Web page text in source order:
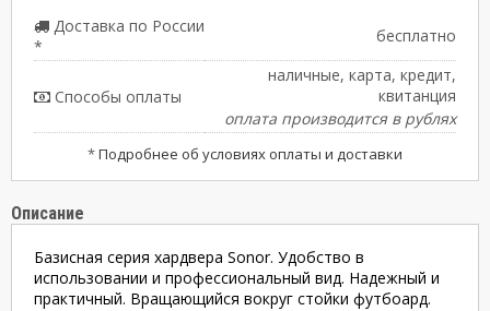
Доставка по России
*
бесплатно
Способы оплаты
наличные, карта, кредит,
квитанция
оплата производится в рублях
*Подробнее об условиях оплаты и доставки
Описание
Базисная серия хардвера Sonor. Удобство в
использовании и профессиональный вид. Надежный и
практичный. Вращающийся вокруг стойки футбоард.